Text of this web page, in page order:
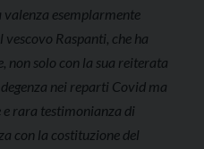
esemplarmente
Raspanti, che ha
non solo con la sua reiterata
nei reparti Covid ma
rara testimonianza di
con la costituzione del